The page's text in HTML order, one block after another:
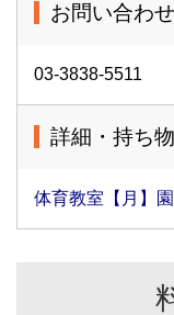
お問い合わせ
03-3838-5511
詳細・持ち物
体育教室【月】